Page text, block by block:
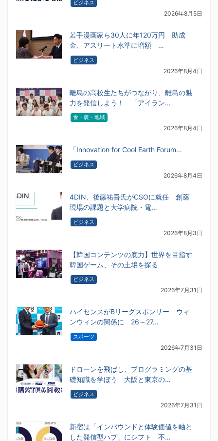
ビジネス
2026年8月5日
若手漫画家ら30人に年120万円 助成
金、アスリート水準に増額 …
ビジネス
2026年8月4日
離島の高校生たちがつながり、離島の魅
力を発信しよう！ 「アイラン…
食・農・地域
2026年8月4日
「Innovation for Cool Earth Forum…
ビジネス
2026年8月4日
4DIN、後藤祐吾氏がCSOに就任 創薬
現場の課題と大学病院・電…
ビジネス
2026年8月3日
【韓国コンテンツの底力】世界を目指す
韓国ゲーム、その土壌を探る
ビジネス
2026年7月31日
ハイセンスがBリーグスポンサー ウィ
ンウィンの関係に 26～27…
スポーツ
2026年7月31日
ドローンを飛ばし、プログラミングの基
礎知識を学ぼう 大阪と東京の…
ビジネス
2026年7月31日
新宿は「インバウンドと体験価値を軸と
した発信型ハブ」にシフト 不…